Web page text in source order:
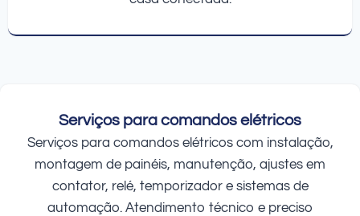
Serviços para comandos elétricos
Serviços para comandos elétricos com instalação,
montagem de painéis, manutenção, ajustes em
contator, relé, temporizador e sistemas de
automação. Atendimento técnico e preciso